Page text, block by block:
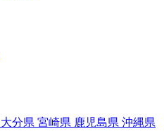
大分県 宮崎県 鹿児島県 沖縄県